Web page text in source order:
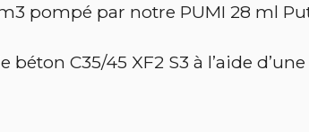
pompé par notre PUMI 28 ml
C35/45 XF2 S3 à l’aide